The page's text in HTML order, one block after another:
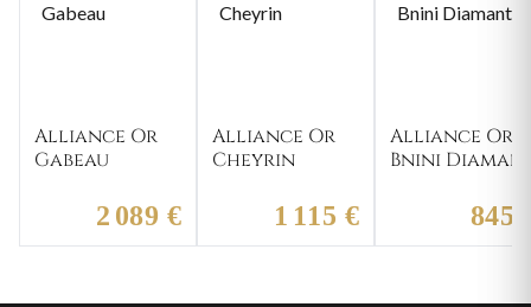
Alliance Or
Gabeau
2 089 €
Alliance Or
Cheyrin
1 115 €
Alliance Or
Bnini
845